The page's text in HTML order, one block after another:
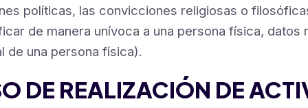
políticas, las convicciones religiosas o
de manera unívoca a una persona física, datos
de una persona física).
DE REALIZACIÓN DE